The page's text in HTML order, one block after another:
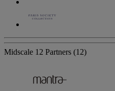
Midscale 12 Partners (12)